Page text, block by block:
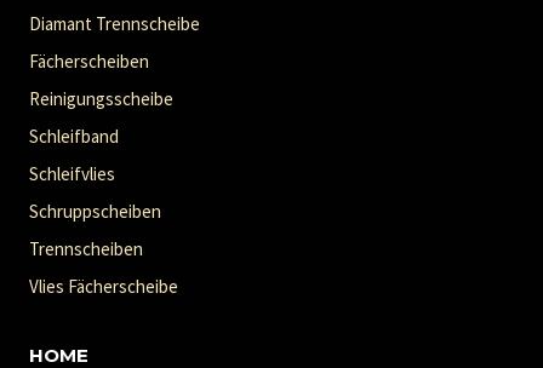
Diamant Trennscheibe
Fächerscheiben
Reinigungsscheibe
Schleifband
Schleifvlies
Schruppscheiben
Trennscheiben
Vlies Fächerscheibe
HOME